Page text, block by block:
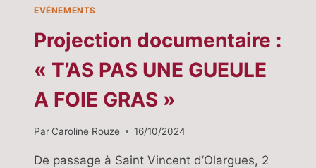
EVÉNEMENTS
Projection documentaire :
« T’AS PAS UNE GUEULE
A FOIE GRAS »
Par Caroline Rouze 16/10/2024
De passage à Saint Vincent d’Olargues, 2